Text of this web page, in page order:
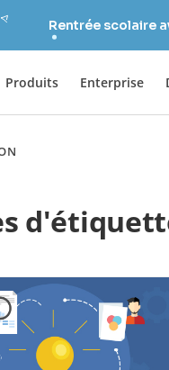
Rentrée scolaire
Produits Enterprise